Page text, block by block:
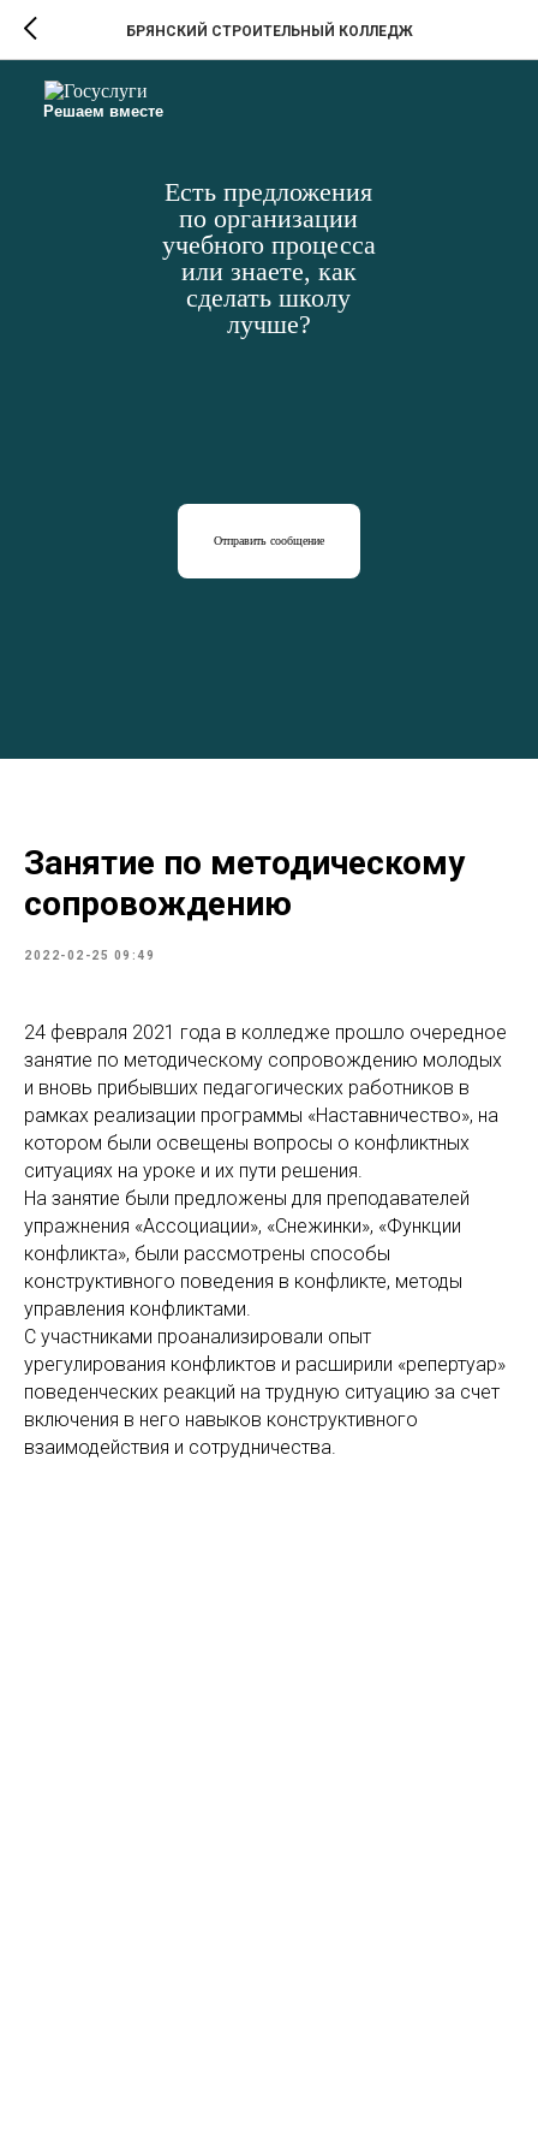
Решаем вместе
Есть предложения
по организации
учебного процесса
или знаете, как
сделать школу
лучше?
Отправить сообщение
БРЯНСКИЙ СТРОИТЕЛЬНЫЙ КОЛЛЕДЖ
Занятие по методическому
сопровождению
2022-02-25 09:49
24 февраля 2021 года в колледже прошло очередное
занятие по методическому сопровождению молодых
и вновь прибывших педагогических работников в
рамках реализации программы «Наставничество», на
котором были освещены вопросы о конфликтных
ситуациях на уроке и их пути решения.
На занятие были предложены для преподавателей
упражнения «Ассоциации», «Снежинки», «Функции
конфликта», были рассмотрены способы
конструктивного поведения в конфликте, методы
управления конфликтами.
С участниками проанализировали опыт
урегулирования конфликтов и расширили «репертуар»
поведенческих реакций на трудную ситуацию за счет
включения в него навыков конструктивного
взаимодействия и сотрудничества.